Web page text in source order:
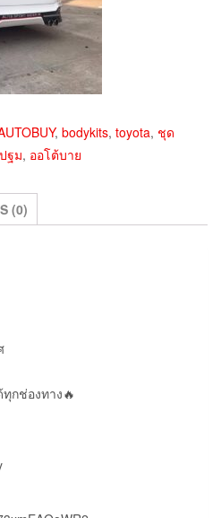
, bodykits, toyota, ชุด
ฐม, ออโต้บาย
(0)
กช่องทาง🔥